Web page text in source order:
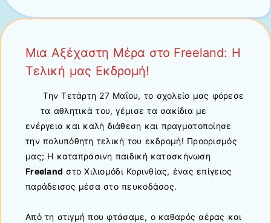
Μια Αξέχαστη Μέρα στο Freeland: Η
Τελική μας Εκδρομή!
Την Τετάρτη 27 Μαΐου, το σχολείο μας φόρεσε
τα αθλητικά του, γέμισε τα σακίδια με
ενέργεια και καλή διάθεση και πραγματοποίησε
την πολυπόθητη τελική του εκδρομή! Προορισμός
μας; Η καταπράσινη παιδική κατασκήνωση
Freeland στο Χιλιομόδι Κορινθίας, ένας επίγειος
παράδεισος μέσα στο πευκοδάσος.
Από τη στιγμή που φτάσαμε, ο καθαρός αέρας και